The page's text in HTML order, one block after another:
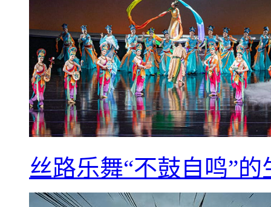
丝路乐舞“不鼓自鸣”